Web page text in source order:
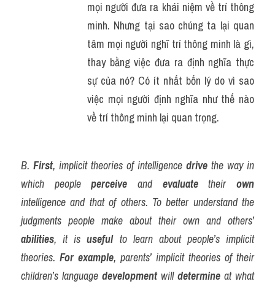
mọi người đưa ra khái niệm về trí thông
minh. Nhưng tại sao chúng ta lại quan
tâm mọi người nghĩ trí thông minh là gì,
thay bằng việc đưa ra định nghĩa thực
sự của nó? Có ít nhất bốn lý do vì sao
việc mọi người định nghĩa như thế nào
về trí thông minh lại quan trọng.
B. First, implicit theories of intelligence drive the way in
which people perceive and evaluate their own
intelligence and that of others. To better understand the
abilities, it is useful to learn about people’s implicit
theories. For example, parents’ implicit theories of their
children’s language development will determine at what